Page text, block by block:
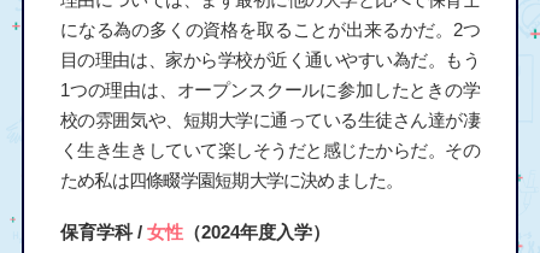
になる為の多くの資格を取ることが出来るかだ。2つ
目の理由は、家から学校が近く通いやすい為だ。もう
1つの理由は、オープンスクールに参加したときの学
校の雰囲気や、短期大学に通っている生徒さん達が凄
く生き生きしていて楽しそうだと感じたからだ。その
ため私は四條畷学園短期大学に決めました。
保育学科 / 女性（2024年度入学）